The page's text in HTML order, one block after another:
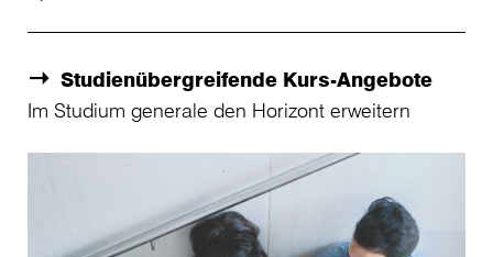
Studienübergreifende Kurs-Angebote
Im Studium generale den Horizont erweitern